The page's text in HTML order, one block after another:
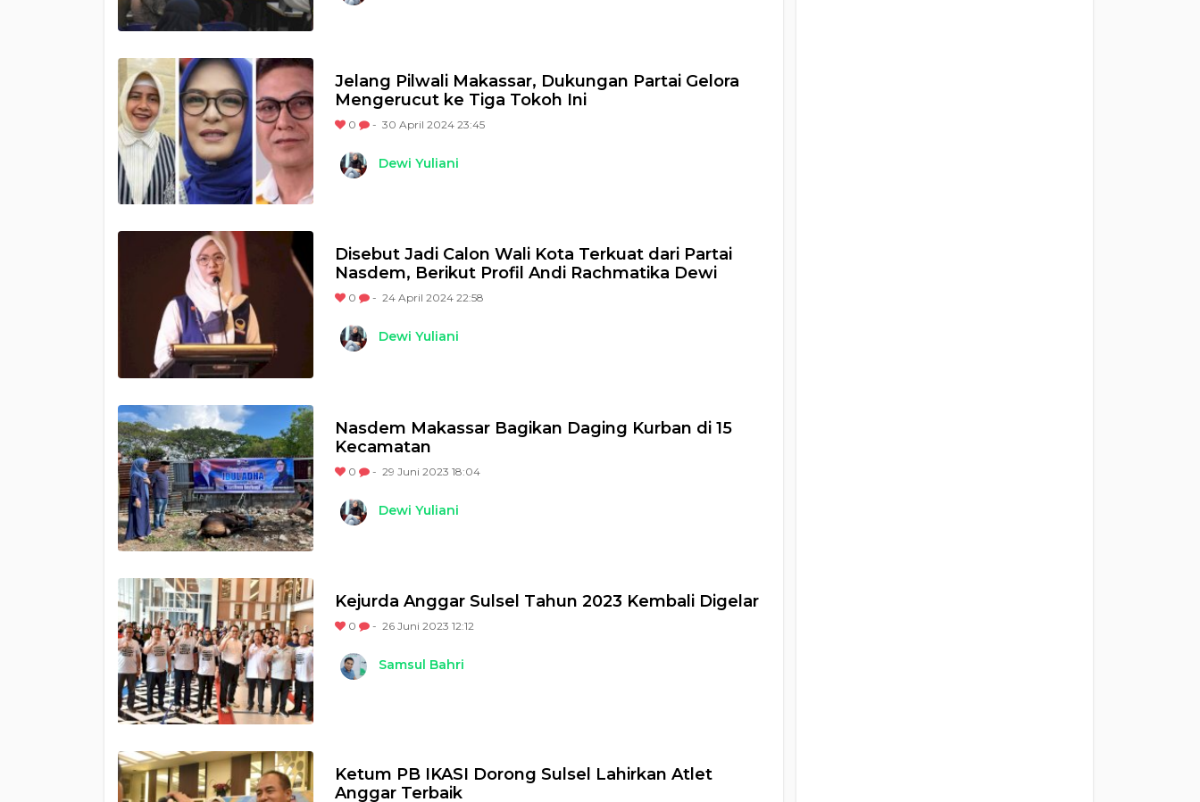
Jelang Pilwali Makassar, Dukungan Partai Gelora
Mengerucut ke Tiga Tokoh Ini
0 - 30 April 2024 23:45
Dewi Yuliani
Disebut Jadi Calon Wali Kota Terkuat dari Partai
Nasdem, Berikut Profil Andi Rachmatika Dewi
0 - 24 April 2024 22:58
Dewi Yuliani
Nasdem Makassar Bagikan Daging Kurban di 15
Kecamatan
0 - 29 Juni 2023 18:04
Dewi Yuliani
Kejurda Anggar Sulsel Tahun 2023 Kembali Digelar
0 - 26 Juni 2023 12:12
Samsul Bahri
Ketum PB IKASI Dorong Sulsel Lahirkan Atlet
Anggar Terbaik